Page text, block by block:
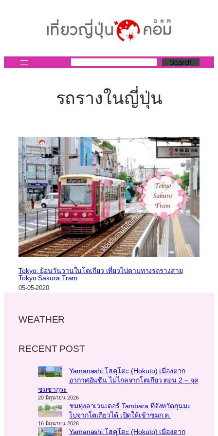
Search
รถรางในญี่ปุ่น
Tokyo: ย้อนวันวานในโตเกียว เที่ยวไปตามทางรถรางสาย
Tokyo Sakura Tram
05-05-2020
WEATHER
RECENT POST
Yamanashi:โฮคุโตะ (Hokuto) เมืองตาก
อากาศอันซีน ไม่ไกลจากโตเกียว ตอน 2 – จุด
ชมซากุระ
20 มิถุนายน 2026
ชมทุ่งลาเวนเดอร์ Tambara ที่จังหวัดกุนมะ
ไปจากโตเกียวได้ เปิดให้เข้าชมก.ค.
16 มิถุนายน 2026
Yamanashi:โฮคุโตะ (Hokuto) เมืองตาก